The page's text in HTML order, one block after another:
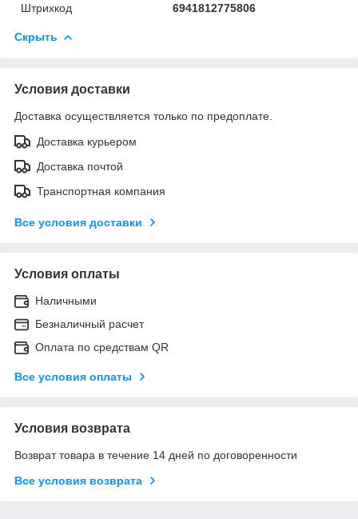
Штрихкод
6941812775806
Скрыть
Условия доставки
Доставка осуществляется только по предоплате.
Доставка курьером
Доставка почтой
Транспортная компания
Все условия доставки
Условия оплаты
Наличными
Безналичный расчет
Оплата по средствам QR
Все условия оплаты
Условия возврата
Возврат товара в течение 14 дней по договоренности
Все условия возврата